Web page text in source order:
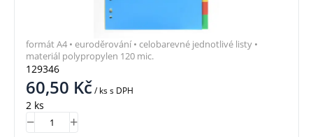
129346
60,50 Kč/ kss DPH
2 ks
formát A4 • euroděrování • celobarevné jednotlivé listy •
materiál polypropylen 120 mic.